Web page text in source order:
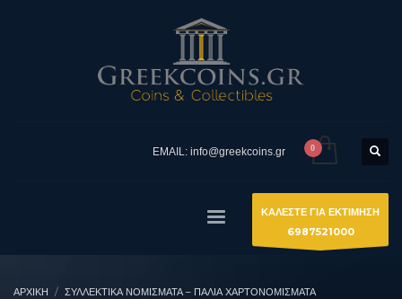
EMAIL: info@greekcoins.gr
ΚΑΛΕΣΤΕ ΓΙΑ ΕΚΤΙΜΗΣΗ
6987521000
ΑΡΧΙΚΉ
ΣΥΛΛΕΚΤΙΚΆ ΝΟΜΊΣΜΑΤΑ – ΠΑΛΙΆ ΧΑΡΤΟΝΟΜΊΣΜΑΤΑ